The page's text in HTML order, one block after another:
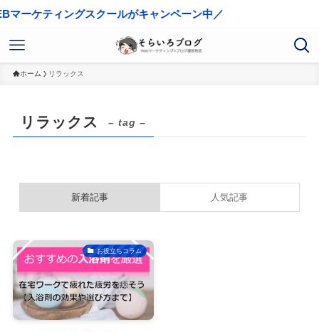
ーケティングスクールがキャンペーン中／
ホーム リラックス
リラックス – tag –
新着記事 人気記事
お役立ちコラム